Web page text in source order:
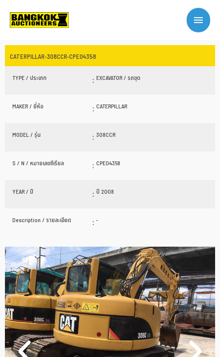
CATERPILLAR-308CCR-CPE04358
TYPE / ประเภท : EXCAVATOR / รถขุด
MAKER / ยี่ห้อ : CATERPILLAR
MODEL / รุ่น : 308CCR
S / N / หมายเลขซีเรียล : CPE04358
YEAR / ปี : ปี 2008
Description / รายละเอียด : -